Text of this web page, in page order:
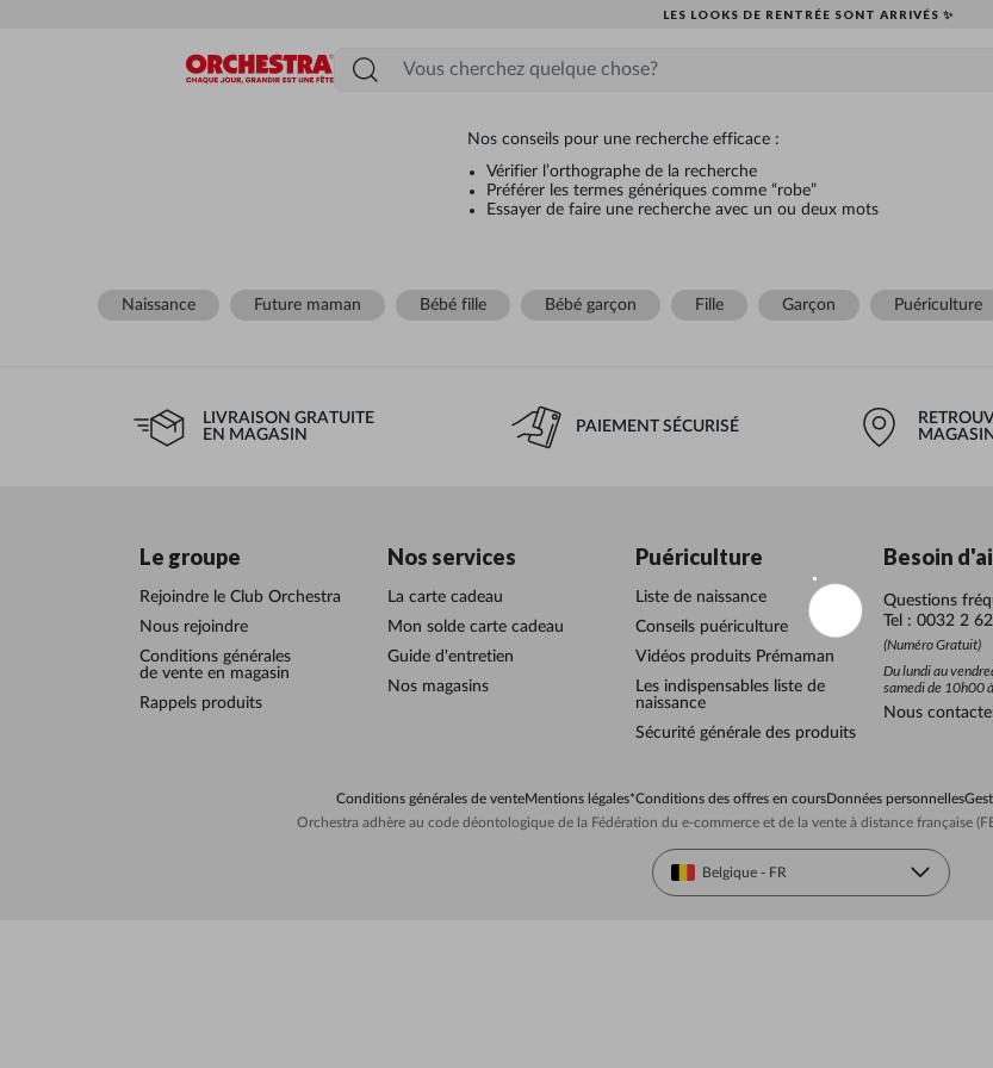
LES LOOKS DE RENTRÉE SONT ARRIVÉS ✨
Menu
Nos conseils pour une recherche efficace :
Vérifier l’orthographe de la recherche
Préférer les termes génériques comme “robe”
Essayer de faire une recherche avec un ou deux mots
Naissance Future maman Bébé fille Bébé garçon Fille Garçon Puériculture
LIVRAISON GRATUITE
EN MAGASIN
PAIEMENT SÉCURISÉ
Le groupe
Rejoindre le Club Orchestra
Nous rejoindre
Conditions générales
de vente en magasin
Rappels produits
Nos services
La carte cadeau
Mon solde carte cadeau
Guide d'entretien
Nos magasins
Puériculture
Liste de naissance
Conseils puériculture
Vidéos produits Prémaman
Les indispensables liste de
naissance
Sécurité générale des produits
Besoin
Questions
Tel : 0032 2
(Numéro Gratuit)
Du lundi au
samedi de 10h00
Nous
Conditions générales de venteMentions légales*Conditions des offres en coursDonnées personnelles
Orchestra adhère au code déontologique de la Fédération du e-commerce et de la vente à distance française
Belgique - FR